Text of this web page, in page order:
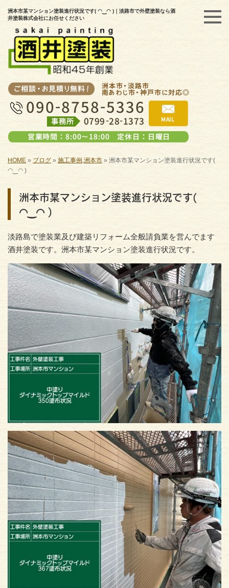
洲本市某マンション塗装進行状況です( ◠‿◠ )｜淡路市で外壁塗装なら酒
井塗装株式会社にお任せください
HOME » ブログ» 施工事例 ,洲本市» 洲本市某マンション塗装進行状況です(
◠‿◠ )
洲本市某マンション塗装進行状況です(
◠‿◠ )
淡路島で塗装業及び建築リフォーム全般請負業を営んでます
酒井塗装です。洲本市某マンション塗装進行状況です。